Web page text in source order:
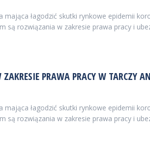
łagodzić skutki rynkowe epidemii
są rozwiązania w zakresie prawa pracy i
PRAWA PRACY W TARCZY
łagodzić skutki rynkowe epidemii
są rozwiązania w zakresie prawa pracy i